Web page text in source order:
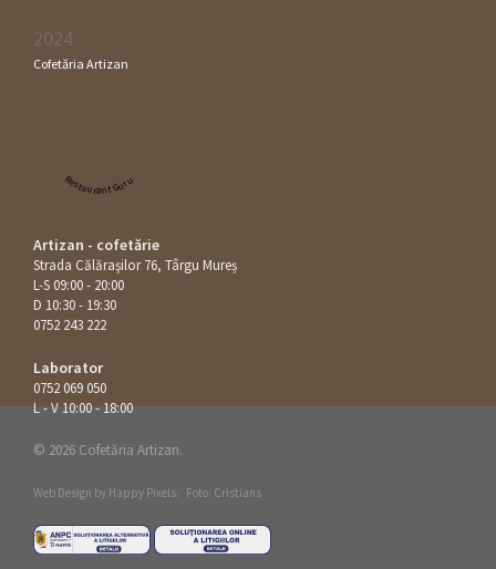
2024
Cofetăria Artizan
Restaurant Guru
Artizan - cofetărie
Strada Călăraşilor 76, Târgu Mureș
L-S 09:00 - 20:00
D 10:30 - 19:30
0752 243 222
Laborator
0752 069 050
L - V 10:00 - 18:00
© 2026 Cofetăria Artizan.
Web Design by Happy Pixels. Foto: Cristians